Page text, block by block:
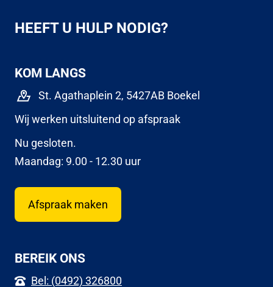
HEEFT U HULP NODIG?
KOM LANGS
St. Agathaplein 2, 5427AB Boekel
Wij werken uitsluitend op afspraak
Nu gesloten.
Maandag: 9.00 - 12.30 uur
Afspraak maken
BEREIK ONS
Bel: (0492) 326800